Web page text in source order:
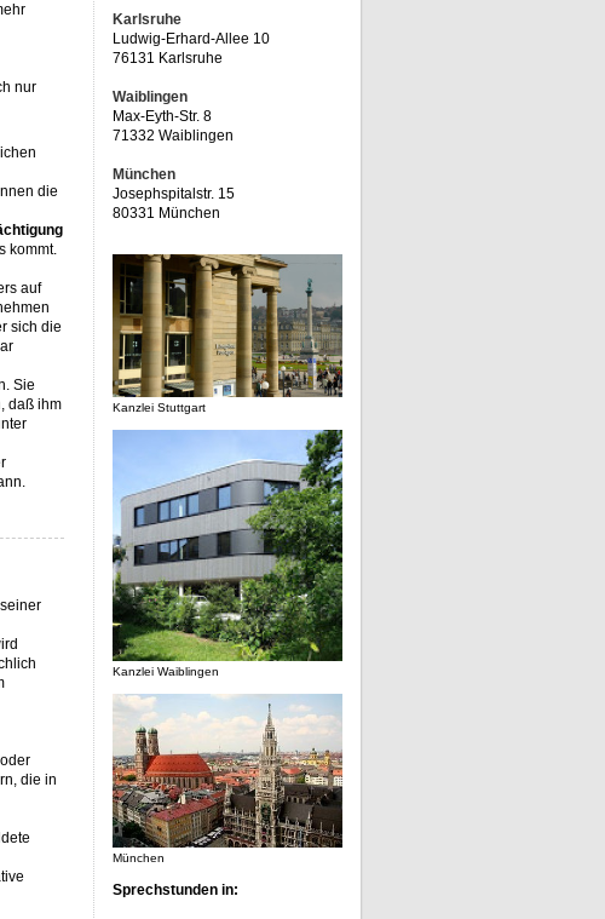
nur
die
kommt.
auf
sich die
Sie
daß ihm
die in
Karlsruhe
Ludwig-Erhard-Allee 10
76131 Karlsruhe
Waiblingen
Max-Eyth-Str. 8
71332 Waiblingen
München
Josephspitalstr. 15
80331 München
Kanzlei Stuttgart
Kanzlei Waiblingen
München
Sprechstunden in: